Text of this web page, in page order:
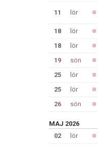
11 lör
18 lör
18
lör
19
sön
25
lör
25
lör
26
sön
MAJ 2026
02
lör